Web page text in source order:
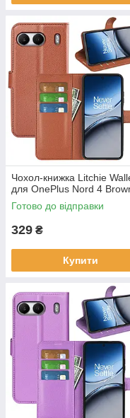
Чохол-книжка Litchie
для OnePlus Nord 4
Готово до відправки
329 ₴
Купити